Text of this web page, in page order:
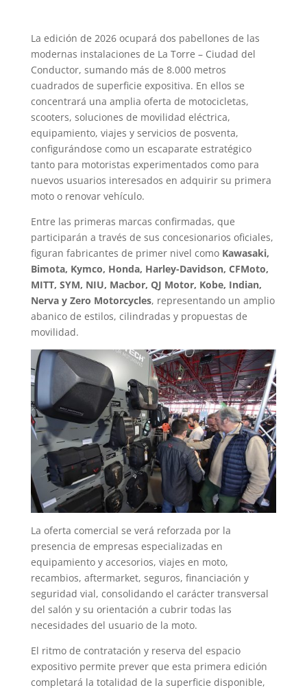
La edición de 2026 ocupará dos pabellones de las
modernas instalaciones de La Torre – Ciudad del
Conductor, sumando más de 8.000 metros
cuadrados de superficie expositiva. En ellos se
concentrará una amplia oferta de motocicletas,
scooters, soluciones de movilidad eléctrica,
equipamiento, viajes y servicios de posventa,
configurándose como un escaparate estratégico
tanto para motoristas experimentados como para
nuevos usuarios interesados en adquirir su primera
moto o renovar vehículo.
Entre las primeras marcas confirmadas, que
participarán a través de sus concesionarios oficiales,
figuran fabricantes de primer nivel comoKawasaki,
Bimota, Kymco, Honda, Harley-Davidson, CFMoto,
MITT, SYM, NIU, Macbor, QJ Motor, Kobe, Indian,
Nerva y Zero Motorcycles, representando un amplio
abanico de estilos, cilindradas y propuestas de
movilidad.
La oferta comercial se verá reforzada por la
presencia de empresas especializadas en
equipamiento y accesorios, viajes en moto,
recambios, aftermarket, seguros, financiación y
seguridad vial, consolidando el carácter transversal
del salón y su orientación a cubrir todas las
necesidades del usuario de la moto.
El ritmo de contratación y reserva del espacio
expositivo permite prever que esta primera edición
completará la totalidad de la superficie disponible,